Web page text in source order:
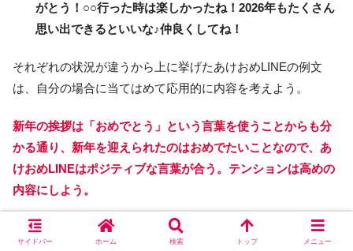
がとう！○○行った時は楽しかったね！2026年もたくさん
思い出できるといいな♪仲良くしてね！
それぞれの状況が違うから上に挙げたあけおめLINEの例文
は、自分の場合に当てはめて応用的に内容を考えよう。
新年の挨拶は「おめでとう」という言葉を使うことからも分
かる通り、新年を迎えられたのはおめでたいことなので、あ
けおめLINEはポジティブな言葉が合う。テンションは高めの
内容にしよう。
好きな人にあけおめLINEをする時は、思わず笑顔になってし
サイドバー ホーム 検索 トップ メニュー